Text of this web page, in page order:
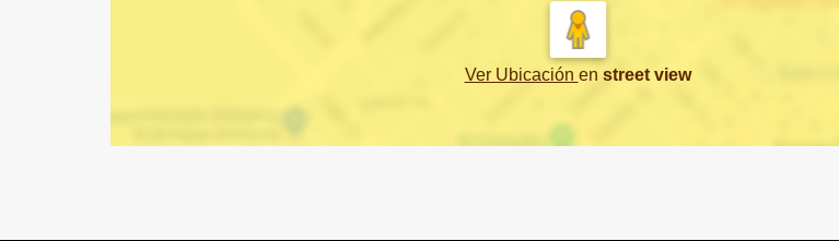
Ver Ubicación en street view